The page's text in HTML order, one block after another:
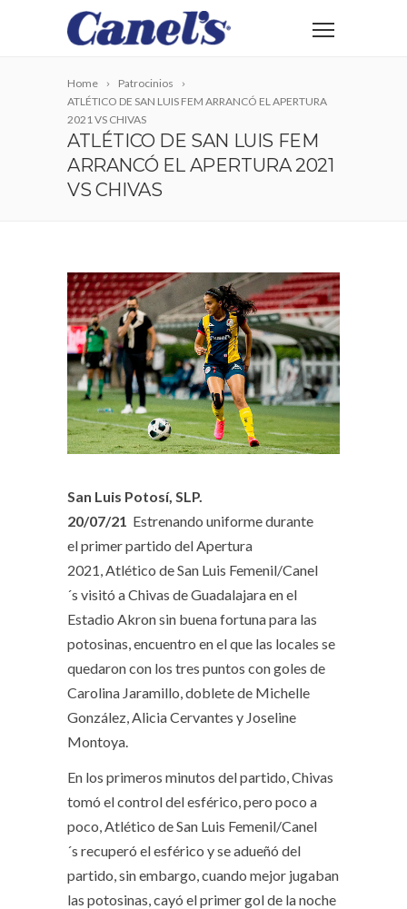
Home
Patrocinios
ATLÉTICO DE SAN LUIS FEM ARRANCÓ EL APERTURA
2021 VS CHIVAS
ATLÉTICO DE SAN LUIS FEM
ARRANCÓ EL APERTURA 2021
VS CHIVAS
San Luis Potosí, SLP.
20/07/21 Estrenando uniforme durante
el primer partido del Apertura
2021, Atlético de San Luis Femenil/Canel
´s visitó a Chivas de Guadalajara en el
Estadio Akron sin buena fortuna para las
potosinas, encuentro en el que las locales se
quedaron con los tres puntos con goles de
Carolina Jaramillo, doblete de Michelle
González, Alicia Cervantes y Joseline
Montoya.
En los primeros minutos del partido, Chivas
tomó el control del esférico, pero poco a
poco, Atlético de San Luis Femenil/Canel
´s recuperó el esférico y se adueñó del
partido, sin embargo, cuando mejor jugaban
las potosinas, cayó el primer gol de la noche